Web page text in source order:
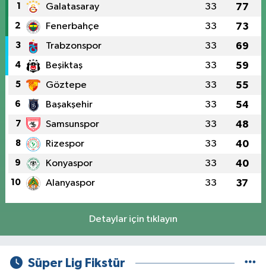
1 Galatasaray 33 77
2 Fenerbahçe 33 73
3 Trabzonspor 33 69
4 Beşiktaş 33 59
5 Göztepe 33 55
6 Başakşehir 33 54
7 Samsunspor 33 48
8 Rizespor 33 40
9 Konyaspor 33 40
10 Alanyaspor 33 37
Detaylar için tıklayın
Süper Lig Fikstür